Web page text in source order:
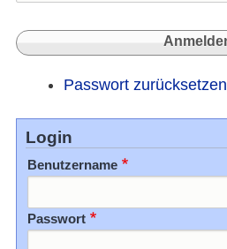
Passwort zurücksetzen
Login
Benutzername
Passwort